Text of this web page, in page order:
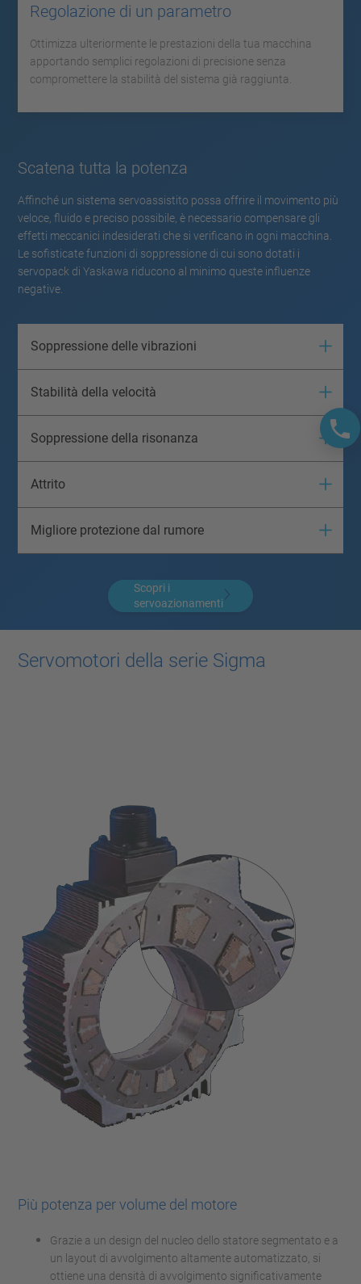
Regolazione di un parametro
Ottimizza ulteriormente le prestazioni della tua macchina
apportando semplici regolazioni di precisione senza
compromettere la stabilità del sistema già raggiunta.
Scatena tutta la potenza
Affinché un sistema servoassistito possa offrire il movimento più
veloce, fluido e preciso possibile, è necessario compensare gli
effetti meccanici indesiderati che si verificano in ogni macchina.
Le sofisticate funzioni di soppressione di cui sono dotati i
servopack di Yaskawa riducono al minimo queste influenze
negative.
Soppressione delle vibrazioni
Stabilità della velocità
Soppressione della risonanza
Attrito
Migliore protezione dal rumore
Scopri i
servoazionamenti
Servomotori della serie Sigma
Più potenza per volume del motore
Grazie a un design del nucleo dello statore segmentato e a
un layout di avvolgimento altamente automatizzato, si
ottiene una densità di avvolgimento significativamente